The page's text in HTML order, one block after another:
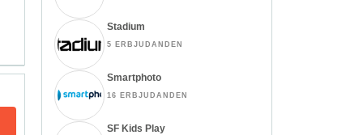
Stadium
5 ERBJUDANDEN
Smartphoto
16 ERBJUDANDEN
SF Kids Play